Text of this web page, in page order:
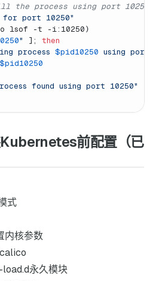
the process using port 10250
for port 10250"
lsof -t -i:10250)
" ]; then
process $pid10250 using port
$pid10250
found using port 10250"
前配置（已
式
内核参数
永久模块